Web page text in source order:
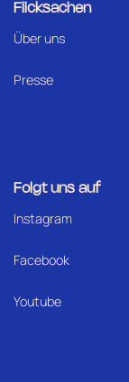
Flicksachen
Über uns
Presse
Folgt uns auf
Instagram
Facebook
Youtube